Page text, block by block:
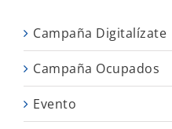
Campaña Digitalízate
Campaña Ocupados
Evento